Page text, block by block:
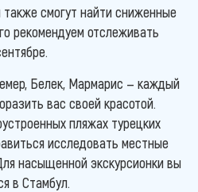
смогут найти сниженные
рекомендуем отслеживать
Белек, Мармарис — каждый
вас своей красотой.
пляжах турецких
исследовать местные
насыщенной экскурсионки вы
в Стамбул.